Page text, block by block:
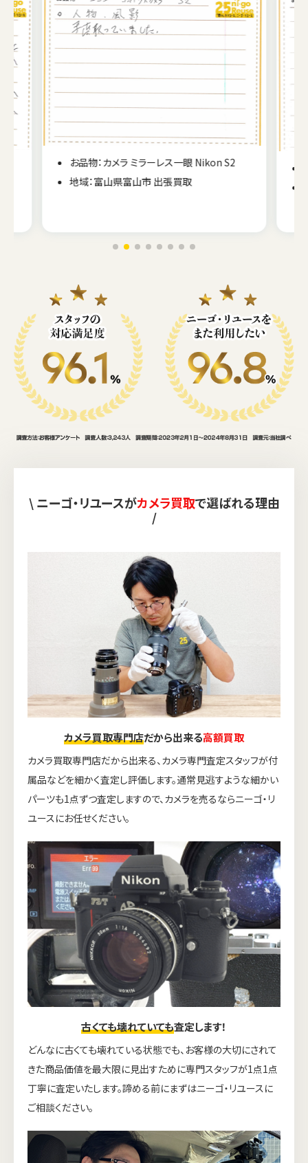
お品物：カメラ ビデオカメラ SONY HDR-CX180
地域：北海道札幌市 出張買取
\ ニーゴ・リユースがカメラ買取で選ばれる理由
/
カメラ買取専門店だから出来る高額買取
カメラ買取専門店だから出来る、カメラ専門査定スタッフが付
属品などを細かく査定し評価します。通常見逃すような細かい
パーツも1点ずつ査定しますので、カメラを売るならニーゴ・リ
ユースにお任せください。
古くても壊れていても査定します！
どんなに古くても壊れている状態でも、お客様の大切にされて
きた商品価値を最大限に見出すために専門スタッフが1点1点
丁寧に査定いたします。諦める前にまずはニーゴ・リユースに
ご相談ください。